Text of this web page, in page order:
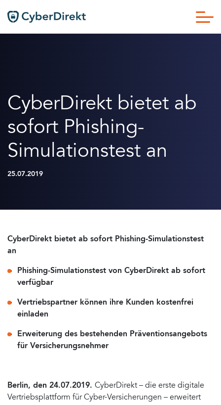
CyberDirekt bietet ab
sofort Phishing-
Simulationstest an
25.07.2019
CyberDirekt bietet ab sofort Phishing-Simulationstest
an
Phishing-Simulationstest von CyberDirekt ab sofort
verfügbar
Vertriebspartner können ihre Kunden kostenfrei
einladen
Erweiterung des bestehenden Präventionsangebots
für Versicherungsnehmer
Berlin, den 24.07.2019. CyberDirekt – die erste digitale
Vertriebsplattform für Cyber-Versicherungen – erweitert